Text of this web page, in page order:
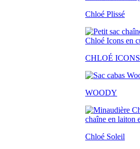
Chloé Plissé
CHLOÉ ICONS
WOODY
Chloé Soleil